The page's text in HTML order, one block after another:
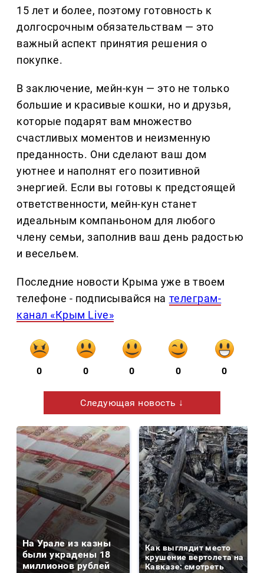
15 лет и более, поэтому готовность к
долгосрочным обязательствам — это
важный аспект принятия решения о
покупке.
В заключение, мейн-кун — это не только
большие и красивые кошки, но и друзья,
которые подарят вам множество
счастливых моментов и неизменную
преданность. Они сделают ваш дом
уютнее и наполнят его позитивной
энергией. Если вы готовы к предстоящей
ответственности, мейн-кун станет
идеальным компаньоном для любого
члену семьи, заполнив ваш день радостью
и весельем.
Последние новости Крыма уже в твоем
телефоне - подписывайся на телеграм-
канал «Крым Live»
0 0 0 0 0
Следующая новость ↓
На Урале из казны
были украдены 18
миллионов рублей
Как выглядит место
крушение вертолета на
Кавказе: смотреть